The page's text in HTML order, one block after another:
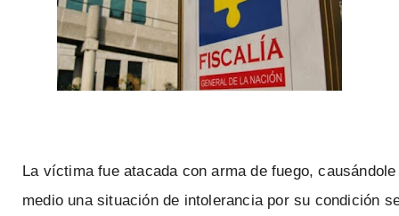
La víctima fue atacada con arma de fuego, causándole
medio una situación de intolerancia por su condición